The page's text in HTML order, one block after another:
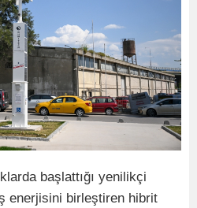
başlattığı yenilikçi
enerjisini birleştiren hibrit